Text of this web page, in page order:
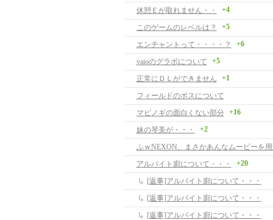
休憩Ｅが取れません・・
+4
このゲームのレベルは？ +5
エンチャントって・・・・？ +6
vaioのグラボについて +5
正常にＤＬができません +1
フィールドのボスについて
マビノギの面白くない部分
+16
妹の琴美が・・・ +2
アルバイト廚について・・・ +20
[返事]アルバイト廚について・・・
[返事]アルバイト廚について・・・
[返事]アルバイト廚について・・・